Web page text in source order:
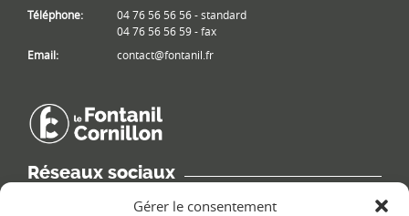
Gérer le consentement
Téléphone:
04 76 56 56 56 - standard
04 76 56 56 59 - fax
Email:
contact@fontanil.fr
Réseaux sociaux
Retrouvez les informations de la commune sur différents réseaux